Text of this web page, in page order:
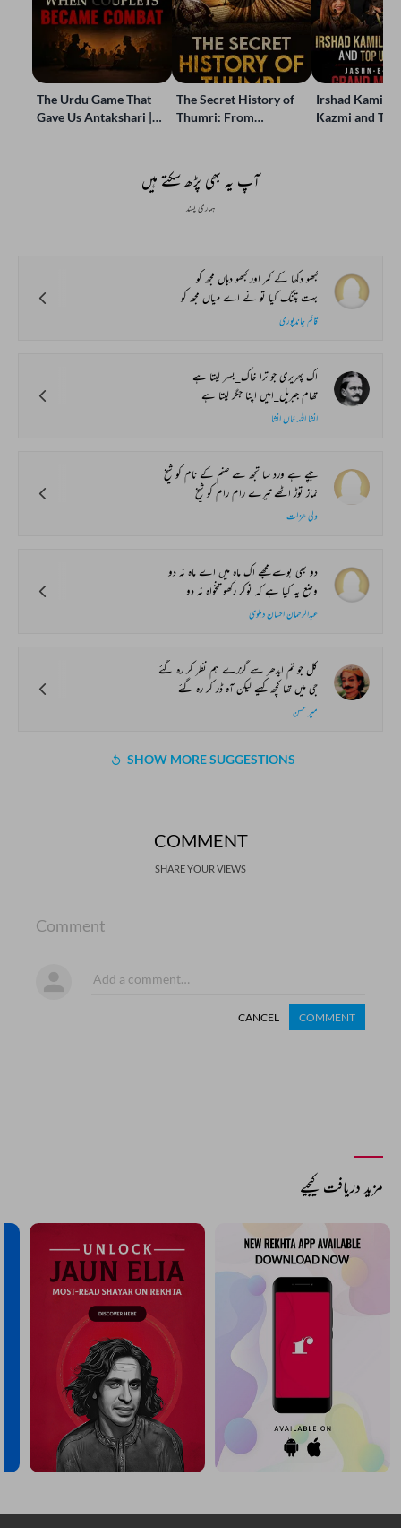
The Urdu Game That
Gave Us Antakshari |
The Secret History of
Thumri: From
Irshad Kamil,
Kazmi and
آپ یہ بھی پڑھ سکتے ہیں
ہماری پسند
کبھو دکھا کے کمر اور کبھو دہاں مجھ کو
بہت بتنگ کیا تو نے اے میاں مجھ کو
قائم چاندپوری
اک پھریری جو ترا خاک_بسر لیتا ہے
تھام جبریل_امیں اپنا جگر لیتا ہے
انشا اللہ خاں انشا
جپے ہے ورد سا تجھ سے صنم کے نام کو شیخ
نماز توڑ اٹھے تیرے رام رام کو شیخ
ولی عزلت
دو بھی بوسے مجھے اک ماہ میں اے ماہ نہ دو
وضع یہ کیا ہے کہ نوکر رکھو تنخواہ نہ دو
عبدالرحمان احسان دہلوی
کل جو تم ایدھر سے گزرے ہم نظر کر رہ گئے
جی میں تھا کچھ کہیے لیکن آہ ڈر کر رہ گئے
میر حسن
SHOW MORE SUGGESTIONS
COMMENT
SHARE YOUR VIEWS
Comment
CANCEL COMMENT
مزید دریافت کیجیے